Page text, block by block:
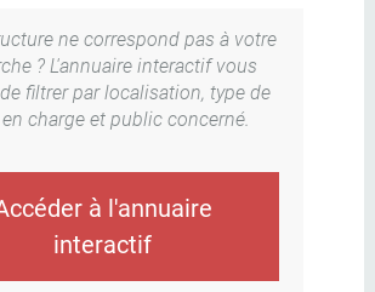
ne correspond pas à votre
? L'annuaire interactif vous
filtrer par localisation, type de
charge et public concerné.
à l'annuaire
interactif